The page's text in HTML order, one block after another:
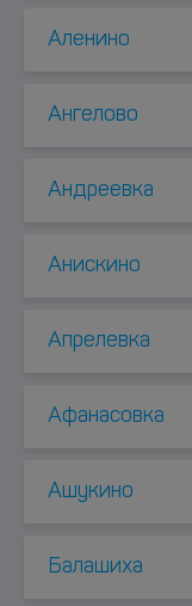
Аленино
Ангелово
Андреевка
Анискино
Апрелевка
Афанасовка
Ашукино
Балашиха